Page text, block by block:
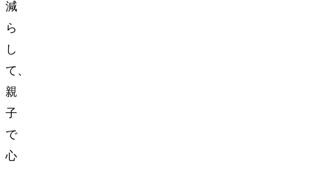
減
ら
し
て、
親
子
で
心